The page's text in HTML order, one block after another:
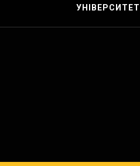
УНІВЕРСИТЕТ